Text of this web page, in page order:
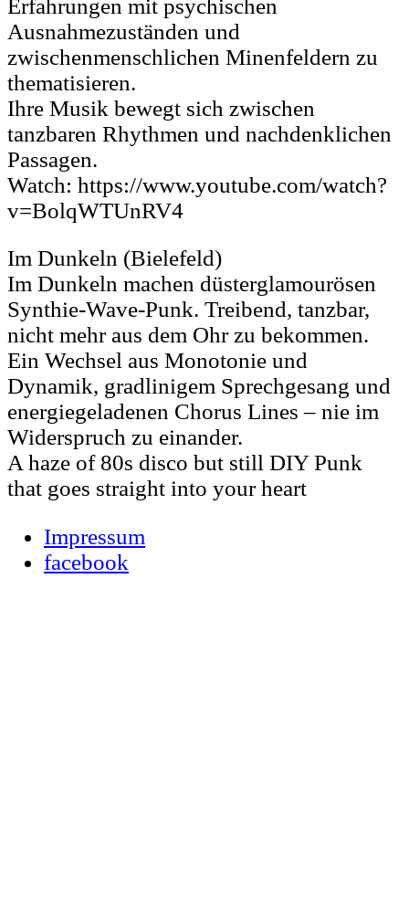
Erfahrungen mit psychischen
Ausnahmezuständen und
zwischenmenschlichen Minenfeldern zu
thematisieren.
Ihre Musik bewegt sich zwischen
tanzbaren Rhythmen und nachdenklichen
Passagen.
Watch: https://www.youtube.com/watch?
v=BolqWTUnRV4
Im Dunkeln (Bielefeld)
Im Dunkeln machen düsterglamourösen
Synthie-Wave-Punk. Treibend, tanzbar,
nicht mehr aus dem Ohr zu bekommen.
Ein Wechsel aus Monotonie und
Dynamik, gradlinigem Sprechgesang und
energiegeladenen Chorus Lines – nie im
Widerspruch zu einander.
A haze of 80s disco but still DIY Punk
that goes straight into your heart
Impressum
facebook